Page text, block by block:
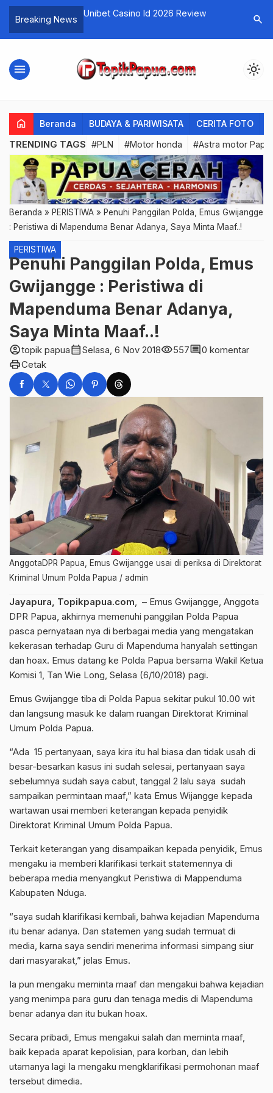
Breaking News
Unibet Casino Id 2026 Review Slotsearch
menu light_mode
home Beranda BUDAYA & PARIWISATA CERITA FOTO
TRENDING TAGS #PLN #Motor honda #Astra motor
Beranda » PERISTIWA » Penuhi Panggilan Polda, Emus Gwijangge
: Peristiwa di Mapenduma Benar Adanya, Saya Minta Maaf..!
PERISTIWA
Penuhi Panggilan Polda, Emus
Gwijangge : Peristiwa di
Mapenduma Benar Adanya,
Saya Minta Maaf..!
account_circletopik papuacalendar_monthSelasa, 6 Nov 2018visibility557comment0 komentar
printCetak
AnggotaDPR Papua, Emus Gwijangge usai di periksa di Direktorat
Kriminal Umum Polda Papua / admin
Jayapura, Topikpapua.com , – Emus Gwijangge, Anggota
DPR Papua, akhirnya memenuhi panggilan Polda Papua
pasca pernyataan nya di berbagai media yang mengatakan
kekerasan terhadap Guru di Mapenduma hanyalah settingan
dan hoax. Emus datang ke Polda Papua bersama Wakil Ketua
Komisi 1, Tan Wie Long, Selasa (6/10/2018) pagi.
Emus Gwijangge tiba di Polda Papua sekitar pukul 10.00 wit
dan langsung masuk ke dalam ruangan Direktorat Kriminal
Umum Polda Papua.
“Ada 15 pertanyaan, saya kira itu hal biasa dan tidak usah di
besar-besarkan kasus ini sudah selesai, pertanyaan saya
sebelumnya sudah saya cabut, tanggal 2 lalu saya sudah
sampaikan permintaan maaf,” kata Emus Wijangge kepada
wartawan usai memberi keterangan kepada penyidik
Direktorat Kriminal Umum Polda Papua.
Terkait keterangan yang disampaikan kepada penyidik, Emus
mengaku ia memberi klarifikasi terkait statemennya di
beberapa media menyangkut Peristiwa di Mappenduma
Kabupaten Nduga.
“saya sudah klarifikasi kembali, bahwa kejadian Mapenduma
itu benar adanya. Dan statemen yang sudah termuat di
media, karna saya sendiri menerima informasi simpang siur
dari masyarakat,” jelas Emus.
Ia pun mengaku meminta maaf dan mengakui bahwa kejadian
yang menimpa para guru dan tenaga medis di Mapenduma
benar adanya dan itu bukan hoax.
Secara pribadi, Emus mengakui salah dan meminta maaf,
baik kepada aparat kepolisian, para korban, dan lebih
utamanya lagi Ia mengaku mengklarifikasi permohonan maaf
tersebut dimedia.